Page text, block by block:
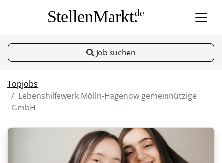
StellenMarkt.de
Job suchen
Topjobs
Lebenshilfewerk Mölln-Hagenow gemeinnützige
GmbH